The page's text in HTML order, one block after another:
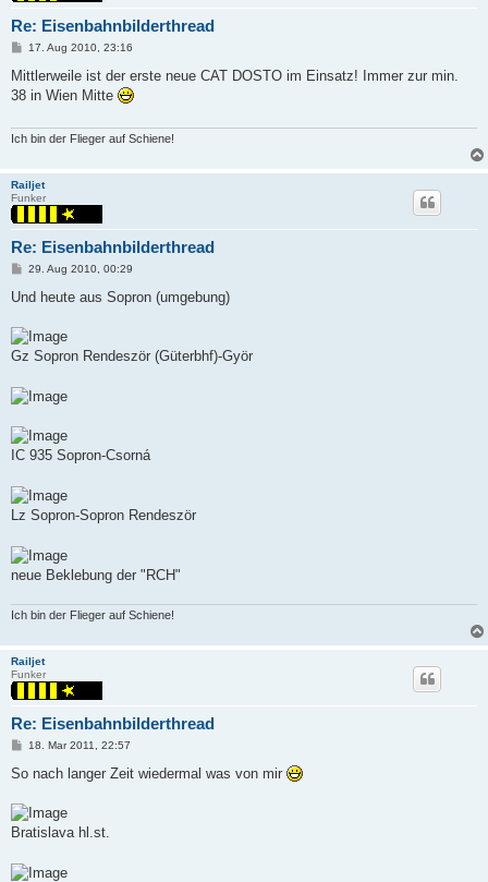
Re: Eisenbahnbilderthread
P
s
17. Aug 2010, 23:16
Mittlerweile ist der erste neue CAT DOSTO im Einsatz! Immer zur min.
38 in Wien Mitte
Ich bin der Flieger auf Schiene!
Railjet
Funker
Re: Eisenbahnbilderthread
P
s
29. Aug 2010, 00:29
Und heute aus Sopron (umgebung)
Gz Sopron Rendeször (Güterbhf)-Györ
IC 935 Sopron-Csorná
Lz Sopron-Sopron Rendeször
neue Beklebung der "RCH"
Ich bin der Flieger auf Schiene!
Railjet
Funker
Re: Eisenbahnbilderthread
P
s
18. Mar 2011, 22:57
So nach langer Zeit wiedermal was von mir
Bratislava hl.st.